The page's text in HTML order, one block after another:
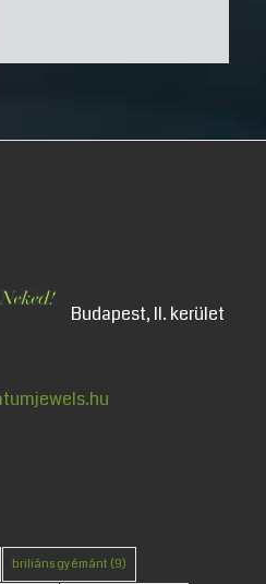
Budapest, II. kerület
briliáns gyémánt (9)